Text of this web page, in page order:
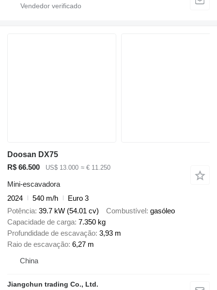
Doosan DX75
R$ 66.500
US$ 13.000 ≈ € 11.250
Mini-escavadora
2024
540 m/h
Euro 3
Potência 39.7 kW (54.01 cv) Combustível gasóleo
Capacidade de carga 7.350 kg
Profundidade de escavação 3,93 m
Raio de escavação 6,27 m
China
Jiangchun trading Co., Ltd.